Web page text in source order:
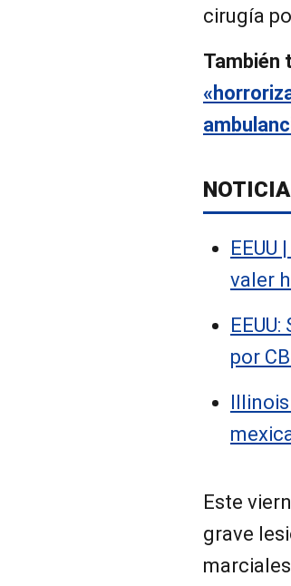
cirugía
También
EEUU
valer
por
Este
grave